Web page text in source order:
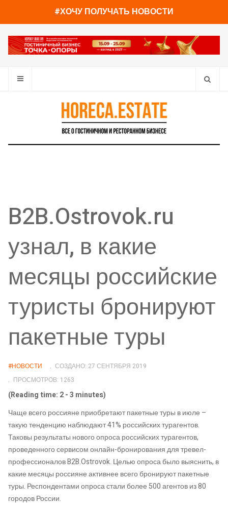
#ХОЧУ ПОЛУЧАТЬ НОВОСТИ
B2B.Ostrovok.ru
узнал, в какие
месяцы российские
туристы бронируют
пакетные туры
#НОВОСТИ
СОЗДАНО: 27 СЕНТЯБРЯ 2019
ПРОСМОТРОВ: 1263
(Reading time: 2 - 3 minutes)
Чаще всего россияне приобретают пакетные туры в июле –
такую тенденцию наблюдают 41% российских турагентов.
Таковы результаты нового опроса российских турагентов,
проведенного сервисом онлайн-бронирования для тревел-
профессионалов B2B.Ostrovok. Целью опроса было выяснить, в
какие месяцы россияне активнее всего бронируют пакетные
туры. Респондентами опроса стали более 500 агентов из 80
городов России.